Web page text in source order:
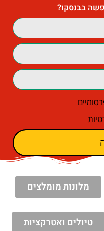
בבנסקו?
מלונות מומלצים
טיולים ואטרקציות